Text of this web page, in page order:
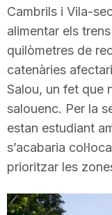
T
a
r
Cambrils i Vila-
alimentar els
quilòmetres de
catenàries
Salou, un fet que
salouenc. Per la
estan estudiant
s’acabaria
prioritzar les